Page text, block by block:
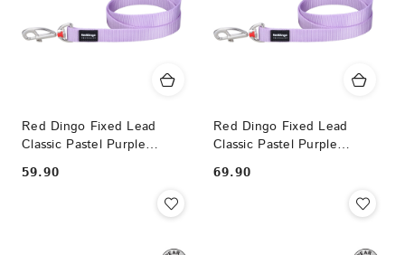
Red Dingo Fixed Lead
Classic Pastel Purple
rozmiar M - klasyczna smycz
o długości 1,2m
Cena:
59.90
Red Dingo Fixed Lead
Classic Pastel Purple
rozmiar L - klasyczna smycz
o długości 1,2m
Cena:
69.90